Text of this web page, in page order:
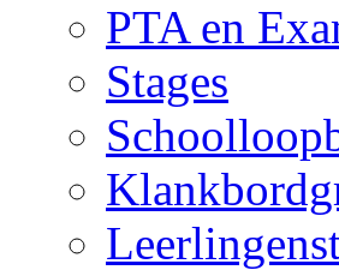
PTA en
Stages